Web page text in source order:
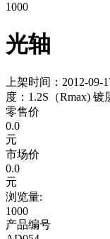
1000
光轴
上架时间：2012-
度：1.2S（Rmax) 镀
零售价
0.0
元
市场价
0.0
元
浏览量:
1000
产品编号